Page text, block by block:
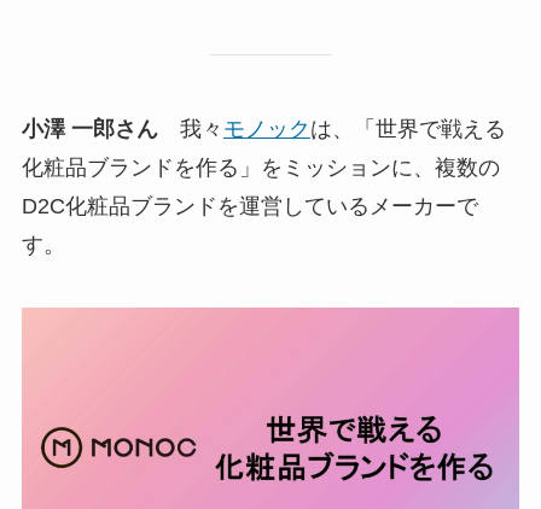
小澤 一郎さん我々 モノック は、「世界で戦える
化粧品ブランドを作る」をミッションに、複数の
D2C化粧品ブランドを運営しているメーカーで
す。